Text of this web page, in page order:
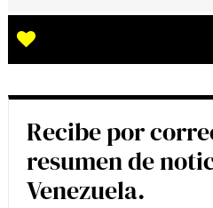
Recibe por
resumen de
Venezuela.